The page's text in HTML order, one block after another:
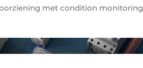
met condition monitoring